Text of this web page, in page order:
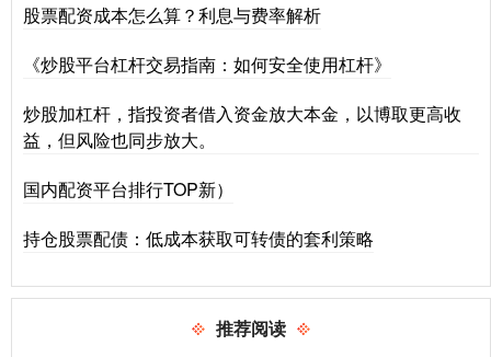
股票配资成本怎么算？利息与费率解析
《炒股平台杠杆交易指南：如何安全使用杠杆》
炒股加杠杆，指投资者借入资金放大本金，以博取更高收
益，但风险也同步放大。
国内配资平台排行TOP新）
持仓股票配债：低成本获取可转债的套利策略
推荐阅读